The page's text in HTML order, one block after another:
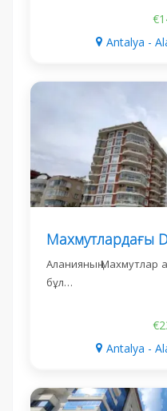
Antalya -
Аланияның Махмутлар
бұл…
Antalya -